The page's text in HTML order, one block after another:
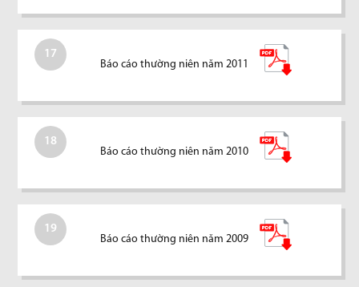
17
Báo cáo thường niên năm 2011
18
Báo cáo thường niên năm 2010
19
Báo cáo thường niên năm 2009